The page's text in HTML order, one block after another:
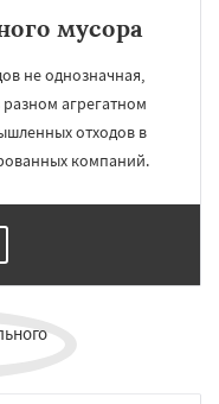
мусора
не однозначная,
агрегатном
отходов в
компаний.